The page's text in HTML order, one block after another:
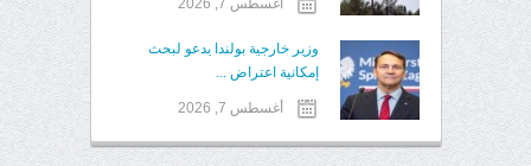
أغسطس 7, 2026
وزير خارجية بولندا يدعو لبحث
إمكانية اعتراض ...
أغسطس 7, 2026